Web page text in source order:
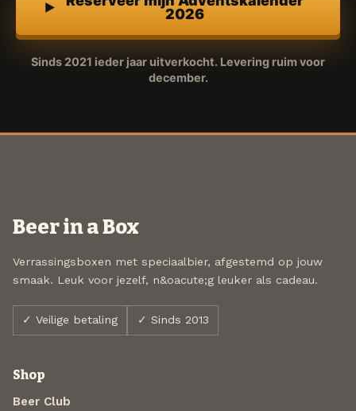
2026
Sinds 2021 ieder jaar uitverkocht. Levering ruim voor
december.
Beer in a Box
Verrassingsboxen met speciaalbier, afgestemd op jouw
smaak. Leuk voor jezelf, n&oacute;g leuker als cadeau.
✓ Veilige betaling ✓ Sinds 2013
Shop
Beer Club